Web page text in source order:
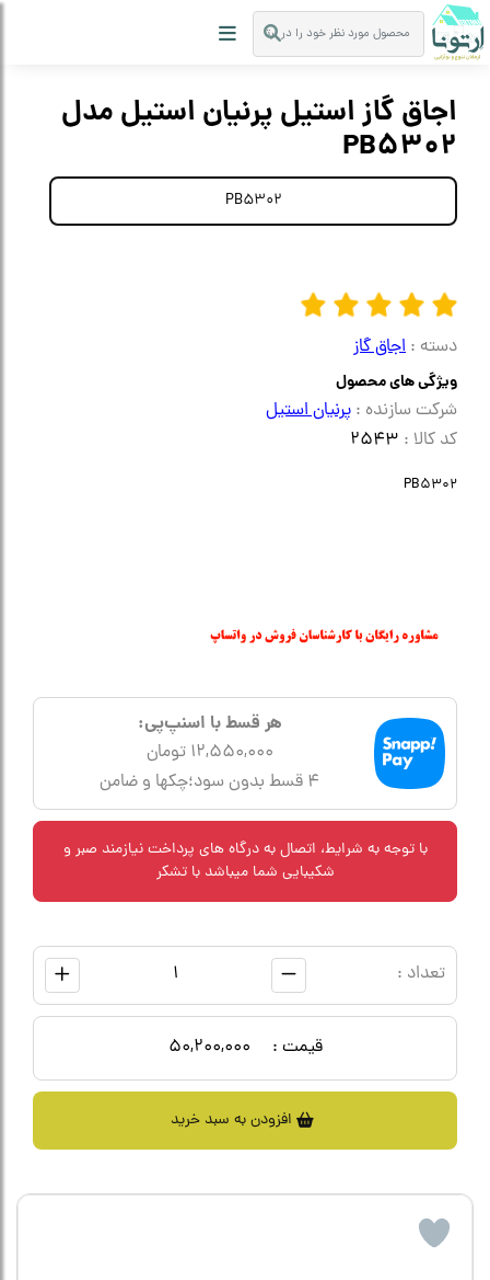
اجاق گاز استیل پرنیان استیل مدل
PB5302
PB5302
دسته : اجاق گاز
ویژگی های محصول
شرکت سازنده : پرنیان استیل
کد کالا : 2543
PB5302
افزودن به سبد خرید
قیمت : 50,200,000
تعداد :
با توجه به شرایط، اتصال به درگاه های پرداخت نیازمند صبر و
شکیبایی شما میباشد با تشکر
هر قسط با اسنپ‌پی:
12,550,000 تومان
۴ قسط بدون سود؛چکها و ضامن